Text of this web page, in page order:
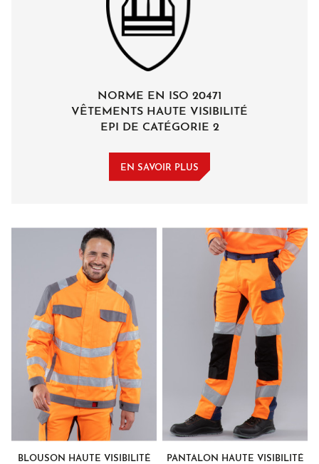
NORME EN ISO 20471
VÊTEMENTS HAUTE VISIBILITÉ
EPI DE CATÉGORIE 2
EN SAVOIR PLUS
BLOUSON HAUTE VISIBILITÉ
PANTALON HAUTE VISIBILITÉ